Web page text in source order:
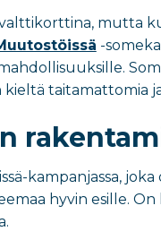
valttikorttina,
-
taitamattomia
kampanjassa, joka
hyvin esille.